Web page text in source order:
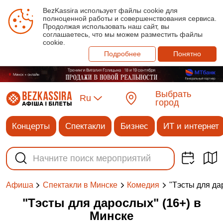
BezKassira использует файлы cookie для
полноценной работы и совершенствования сервиса.
Продолжая использовать наш сайт, вы
соглашаетесь, что мы можем разместить файлы
cookie.
Подробнее
Понятно
Ru
Выбрать
город
Концерты Спектакли Бизнес ИТ и интернет
Афиша Спектакли в Минске Комедия "Тэсты для
"Тэсты для дарослых" (16+) в
Минске